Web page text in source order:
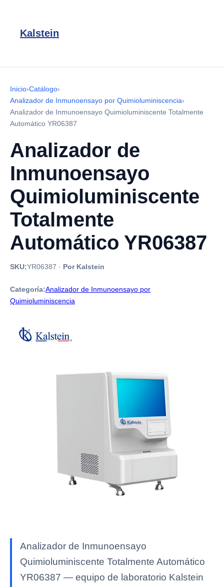
Kalstein
Inicio›Catálogo›
Analizador de Inmunoensayo por Quimioluminiscencia›
Analizador de Inmunoensayo Quimioluminiscente Totalmente
Automático YR06387
Analizador de
Inmunoensayo
Quimioluminiscente
Totalmente
Automático YR06387
SKU:YR06387 · Por Kalstein
Categoría:Analizador de Inmunoensayo por
Quimioluminiscencia
Analizador de Inmunoensayo
Quimioluminiscente Totalmente Automático
YR06387 — equipo de laboratorio Kalstein